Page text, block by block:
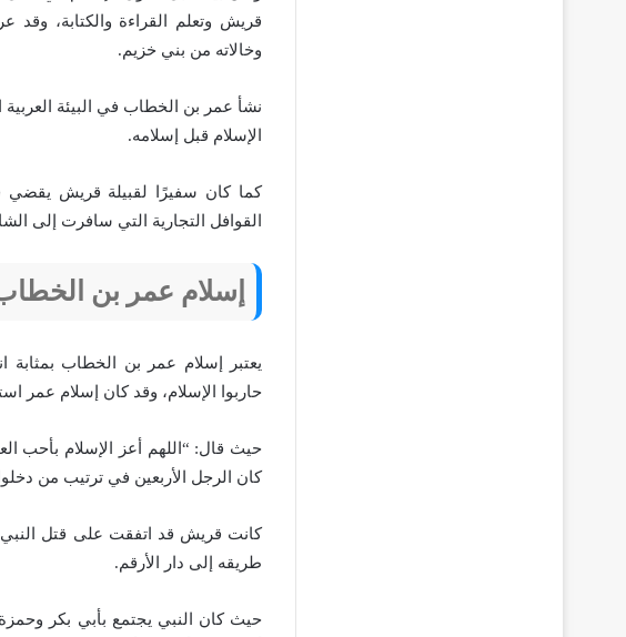
قريش وتعلم القراءة والكتابة،
وخالاته من بني خزيم.
نشأ عمر بن الخطاب في البيئة العربية
الإسلام قبل إسلامه.
كما كان سفيرًا لقبيلة قريش يقضي
القوافل التجارية التي سافرت إلى
إسلام عمر بن
يعتبر إسلام عمر بن الخطاب
حاربوا الإسلام، وقد كان إسلام عمر
حيث قال: “اللهم أعز الإسلام بأحب
كان الرجل الأربعين في ترتيب من
كانت قريش قد اتفقت على قتل النبي
طريقه إلى دار الأرقم.
حيث كان النبي يجتمع بأبي بكر